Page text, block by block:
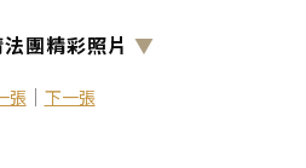
團精彩照片 ▼
張｜ 下一張